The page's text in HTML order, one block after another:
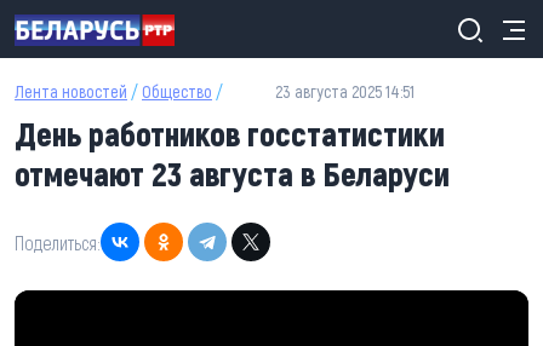
Перейти к основному содержанию
Лента новостей / Общество / 23 августа 2025 14:51
День работников госстатистики
отмечают 23 августа в Беларуси
Поделиться: